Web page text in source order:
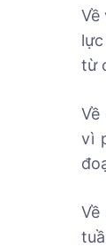
Về
từ
Về
vì
Về